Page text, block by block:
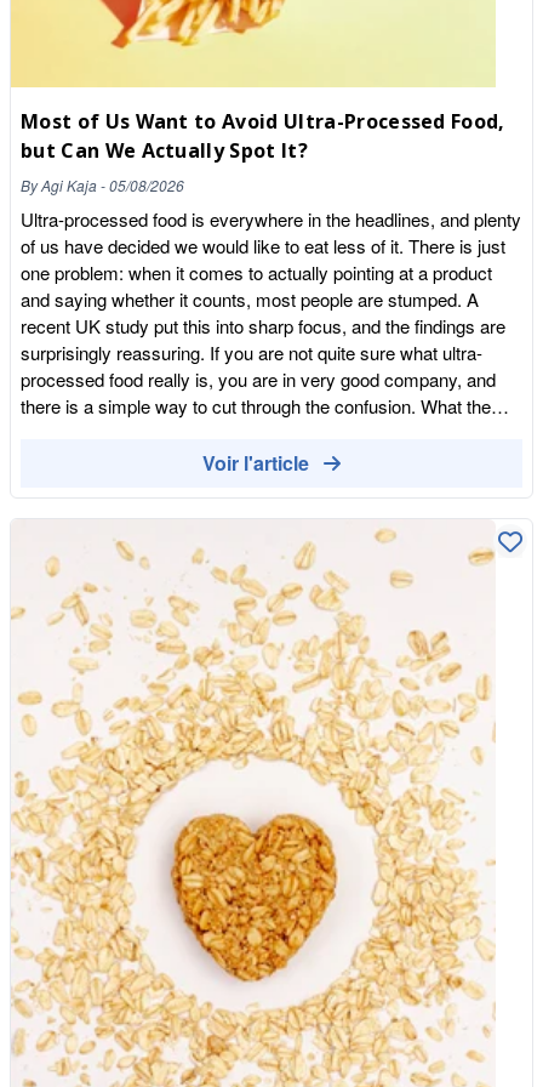
Most of Us Want to Avoid Ultra-Processed Food,
but Can We Actually Spot It?
ByAgi Kaja-05/08/2026
Ultra-processed food is everywhere in the headlines, and plenty
of us have decided we would like to eat less of it. There is just
one problem: when it comes to actually pointing at a product
and saying whether it counts, most people are stumped. A
recent UK study put this into sharp focus, and the findings are
surprisingly reassuring. If you are not quite sure what ultra-
processed food really is, you are in very good company, and
there is a simple way to cut through the confusion. What the
Public Health interviewed 30 UK adults who do the food
saw ultra-processed foods, or UPFs, as artificial and probably
unhealthy. Yet when asked to sort real foods into categories,
they struggled. The technical system used to define UPFs
made little sense to them, and the line between an ordinary
processed food and an ultra-processed one felt blurry and hard
to pin down. This fits a wider pattern. Earlier research has found
that while around 73 percent of UK adults recognise the term
ultra-processed food, only about 13 percent can correctly
identify which products actually fall into the category. That is a
striking gap, especially now that ultra-processed foods make up
more than half of the average person's daily calories in the UK.
Why it is so confusing Part of the trouble is that the official
definition was designed for scientists, not shoppers. It sorts
food by how much it has been industrially processed and
reformulated, which is useful for researchers but hard to apply
in a supermarket aisle. The obvious culprits are easy enough.
Most people happily identify fizzy drinks, crisps and packaged
biscuits as ultra-processed. It is the borderline cases that trip
everyone up. In the study, foods like yogurt and plant-based
meat alternatives caused real head-scratching, because they
can be simple or heavily reformulated depending on the brand.
Clever marketing does not help either. A product can be
Voir l'article